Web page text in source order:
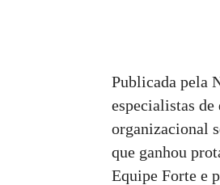
Publicada pela
especialistas
organizacional
que ganhou
Equipe Forte e